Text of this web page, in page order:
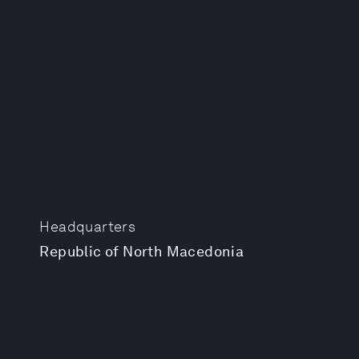
Headquarters
Republic of North Macedonia